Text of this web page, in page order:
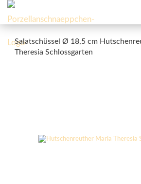
Salatschüssel Ø 18,5 cm
Theresia Schlossgarten